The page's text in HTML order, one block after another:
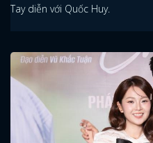
Tay diễn với Quốc Huy.